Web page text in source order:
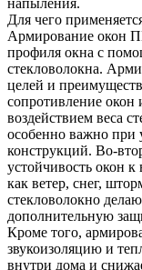
Для чего
Армирование окон
профиля окна с
стекловолокна.
целей и
сопротивление
воздействием веса
особенно важно при
конструкций. Во-
устойчивость окон
как ветер, снег,
стекловолокно
дополнительную
Кроме того,
звукоизоляцию и
внутри дома и